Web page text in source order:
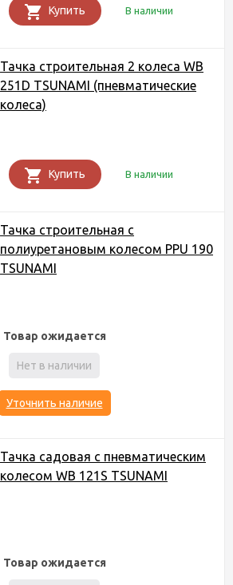
Купить В наличии
Тачка строительная 2 колеса WB
251D TSUNAMI (пневматические
колеса)
Купить В наличии
Тачка строительная c
полиуретановым колесом PPU 190
TSUNAMI
Товар ожидается
Нет в наличии
Уточнить наличие
Тачка садовая с пневматическим
колесом WB 121S TSUNAMI
Товар ожидается